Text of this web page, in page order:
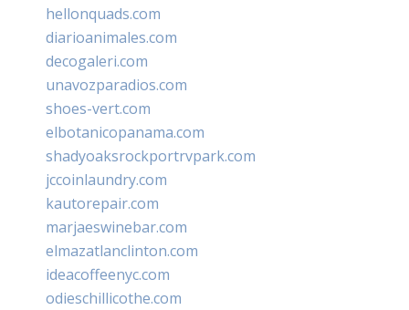
hellonquads.com
diarioanimales.com
decogaleri.com
unavozparadios.com
shoes-vert.com
elbotanicopanama.com
shadyoaksrockportrvpark.com
jccoinlaundry.com
kautorepair.com
marjaeswinebar.com
elmazatlanclinton.com
ideacoffeenyc.com
odieschillicothe.com